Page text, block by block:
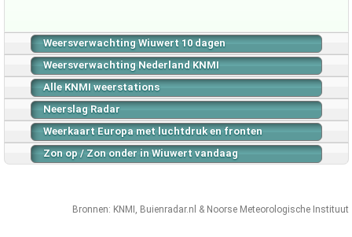
Weersverwachting Wiuwert 10 dagen
Weersverwachting Nederland KNMI
Alle KNMI weerstations
Neerslag Radar
Weerkaart Europa met luchtdruk en fronten
Zon op / Zon onder in Wiuwert vandaag
Bronnen: KNMI , Buienradar.nl & Noorse Meteorologische Instituut